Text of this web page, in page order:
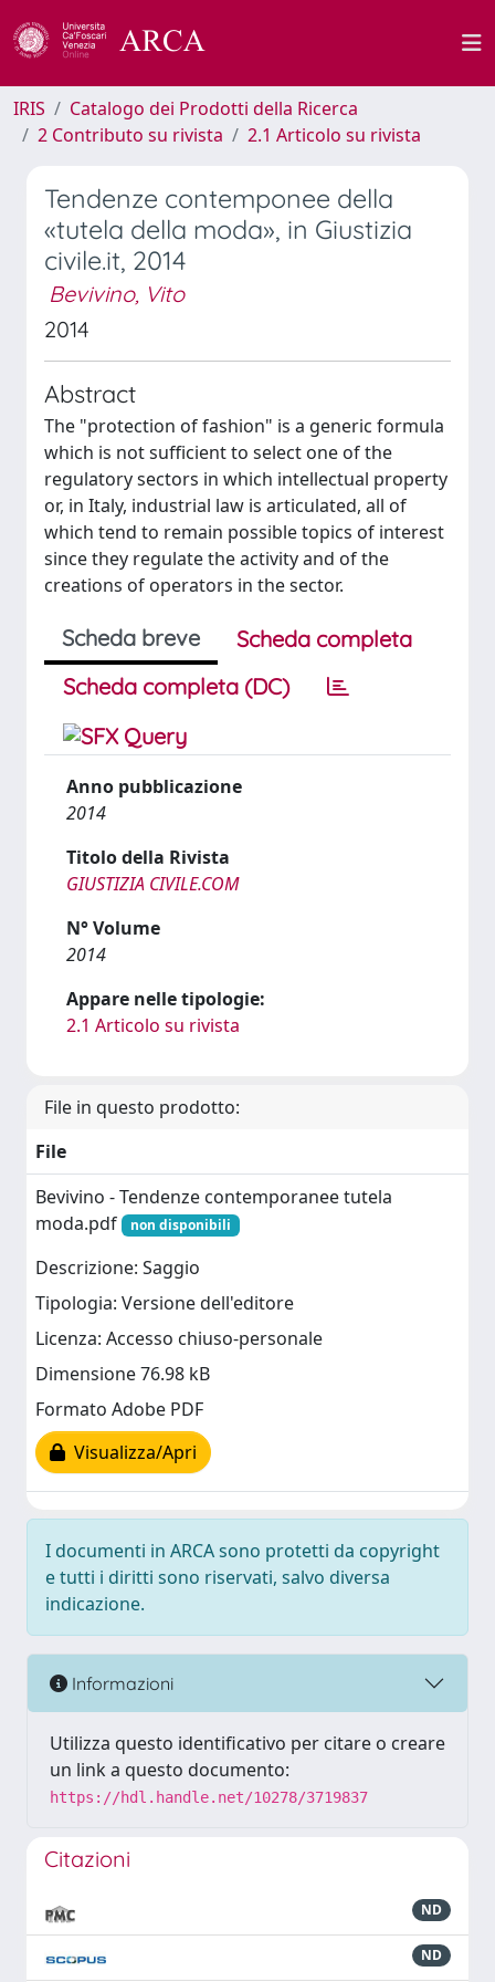
IRIS
Catalogo dei Prodotti della Ricerca
2 Contributo su rivista
2.1 Articolo su rivista
Tendenze contemponee della
«tutela della moda», in Giustizia
civile.it, 2014
Bevivino, Vito
2014
Abstract
The "protection of fashion" is a generic formula
which is not sufficient to select one of the
regulatory sectors in which intellectual property
or, in Italy, industrial law is articulated, all of
which tend to remain possible topics of interest
since they regulate the activity and of the
creations of operators in the sector.
Scheda breve
Scheda completa
Scheda completa (DC)
Anno pubblicazione
2014
Titolo della Rivista
GIUSTIZIA CIVILE.COM
N° Volume
2014
Appare nelle tipologie:
2.1 Articolo su rivista
File in questo prodotto:
File
Bevivino - Tendenze contemporanee tutela
moda.pdf
non disponibili
Descrizione: Saggio
Tipologia: Versione dell'editore
Licenza: Accesso chiuso-personale
Dimensione 76.98 kB
Formato Adobe PDF
Visualizza/Apri
I documenti in ARCA sono protetti da copyright
e tutti i diritti sono riservati, salvo diversa
indicazione.
Informazioni
Utilizza questo identificativo per citare o creare
un link a questo documento:
https://hdl.handle.net/10278/3719837
Citazioni
ND
ND